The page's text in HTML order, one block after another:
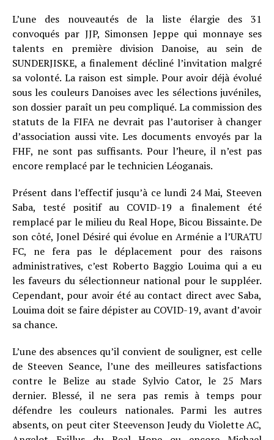
L’une des nouveautés de la liste élargie des 31
convoqués par JJP, Simonsen Jeppe qui monnaye ses
talents en première division Danoise, au sein de
SUNDERJISKE, a finalement décliné l’invitation malgré
sa volonté. La raison est simple. Pour avoir déjà évolué
sous les couleurs Danoises avec les sélections juvéniles,
son dossier paraît un peu compliqué. La commission des
statuts de la FIFA ne devrait pas l’autoriser à changer
d’association aussi vite. Les documents envoyés par la
FHF, ne sont pas suffisants. Pour l’heure, il n’est pas
encore remplacé par le technicien Léoganais.
Présent dans l’effectif jusqu’à ce lundi 24 Mai, Steeven
Saba, testé positif au COVID-19 a finalement été
remplacé par le milieu du Real Hope, Bicou Bissainte. De
son côté, Jonel Désiré qui évolue en Arménie a l’URATU
FC, ne fera pas le déplacement pour des raisons
administratives, c’est Roberto Baggio Louima qui a eu
les faveurs du sélectionneur national pour le suppléer.
Cependant, pour avoir été au contact direct avec Saba,
Louima doit se faire dépister au COVID-19, avant d’avoir
sa chance.
L’une des absences qu’il convient de souligner, est celle
de Steeven Seance, l’une des meilleures satisfactions
contre le Belize au stade Sylvio Cator, le 25 Mars
dernier. Blessé, il ne sera pas remis à temps pour
défendre les couleurs nationales. Parmi les autres
absents, on peut citer Steevenson Jeudy du Violette AC,